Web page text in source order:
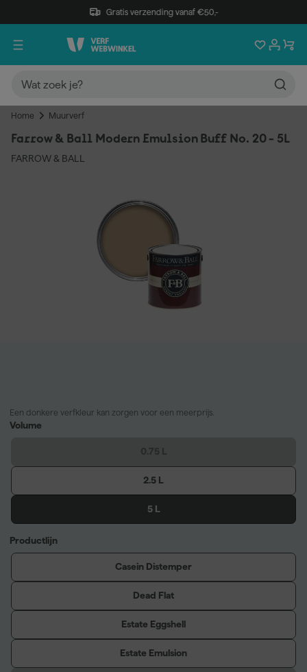
Gratis verzending vanaf €50,-
Home Muurverf
Farrow & Ball Modern Emulsion Buff No. 20 - 5L
FARROW & BALL
Een donkere verfkleur kan zorgen voor een meerprijs.
Volume
2.5 L
5 L
Productlijn
Casein Distemper
Dead Flat
Estate Eggshell
Estate Emulsion